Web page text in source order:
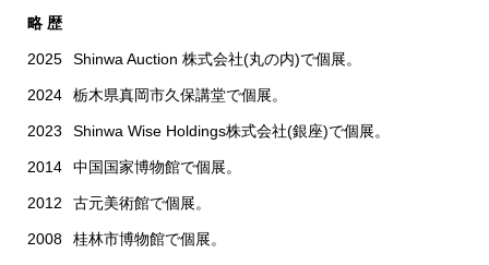
略 歴
2025 Shinwa Auction 株式会社(丸の内)で個展。
2024 栃木県真岡市久保講堂で個展。
2023 Shinwa Wise Holdings株式会社(銀座)で個展。
2014 中国国家博物館で個展。
2012 古元美術館で個展。
2008 桂林市博物館で個展。